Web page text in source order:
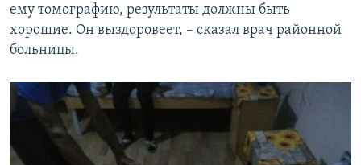
ему томографию, результаты должны быть
хорошие. Он выздоровеет, – сказал врач районной
больницы.